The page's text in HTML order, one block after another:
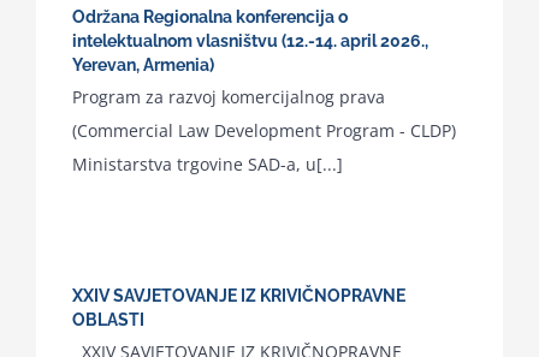
Održana Regionalna konferencija o
intelektualnom vlasništvu (12.-14. april 2026.,
Yerevan, Armenia)
Program za razvoj komercijalnog prava
(Commercial Law Development Program - CLDP)
Ministarstva trgovine SAD-a, u[...]
XXIV SAVJETOVANJE IZ KRIVIČNOPRAVNE
OBLASTI
XXIV SAVJETOVANJE IZ KRIVIČNOPRAVNE